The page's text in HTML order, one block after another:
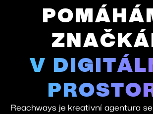
V
Reachways je kreativní agentura